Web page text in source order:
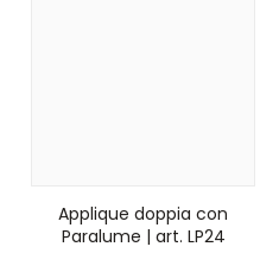
Applique doppia con
Paralume | art. LP24